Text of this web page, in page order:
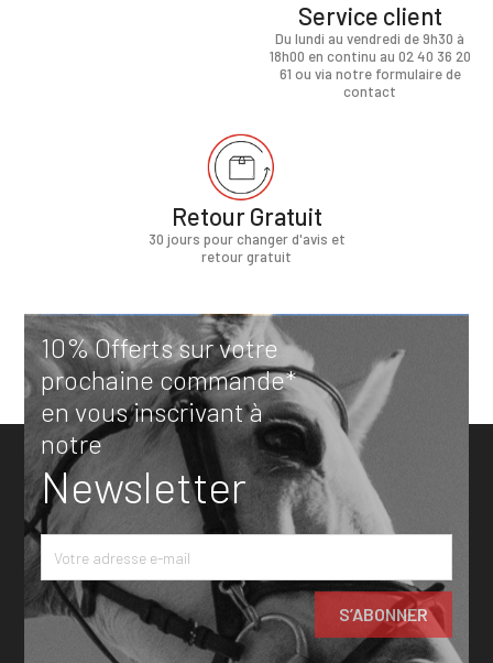
Service client
Du lundi au vendredi de 9h30 à
18h00 en continu au 02 40 36 20
61 ou via notre formulaire de
contact
Retour Gratuit
30 jours pour changer d'avis et
retour gratuit
10% Offerts sur votre
prochaine commande*
en vous inscrivant à
notre
Newsletter
SE
CONNECTER